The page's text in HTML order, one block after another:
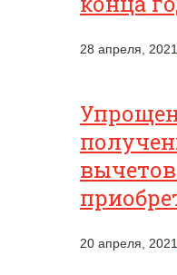
28 апреля, 2021
20 апреля, 2021